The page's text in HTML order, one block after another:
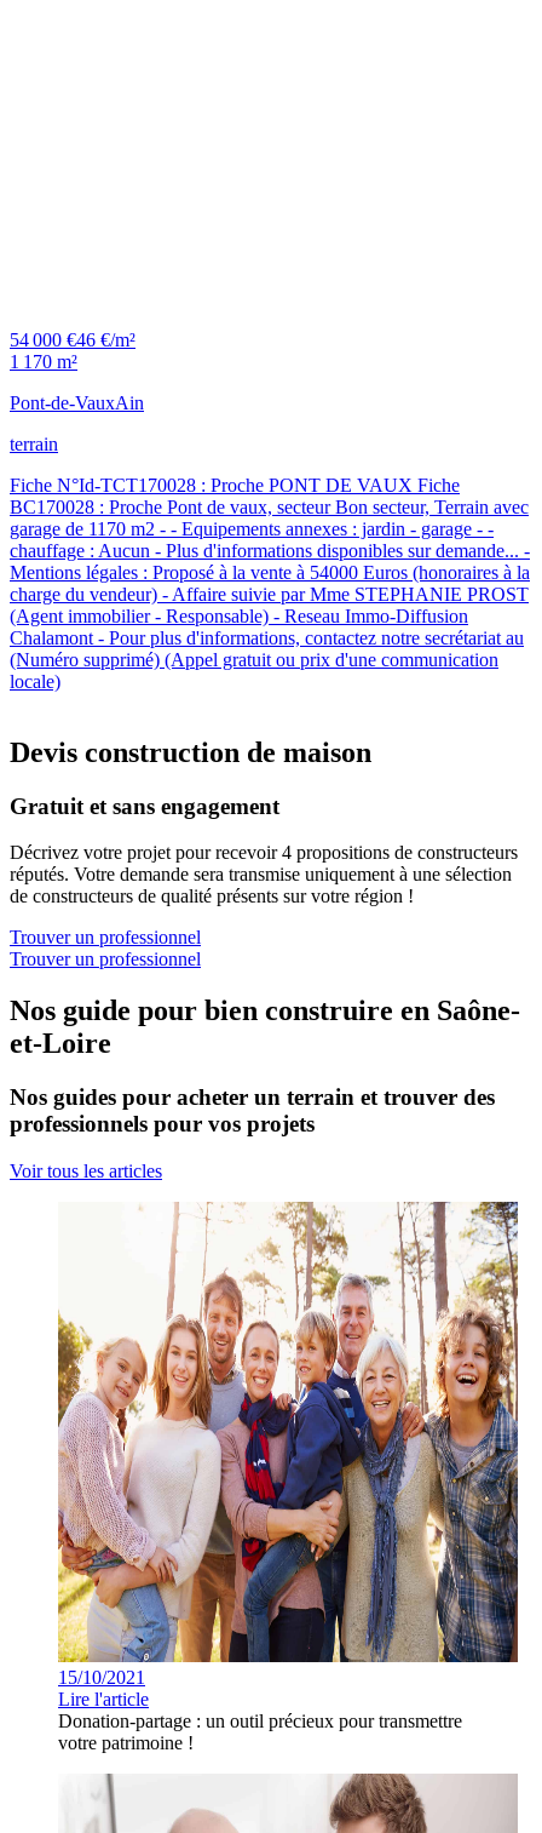
54 000 €46 €/m²
1 170 m²
Pont-de-VauxAin
terrain
Fiche N°Id-TCT170028 : Proche PONT DE VAUX Fiche
BC170028 : Proche Pont de vaux, secteur Bon secteur, Terrain avec
garage de 1170 m2 - - Equipements annexes : jardin - garage - -
chauffage : Aucun - Plus d'informations disponibles sur demande... -
Mentions légales : Proposé à la vente à 54000 Euros (honoraires à la
charge du vendeur) - Affaire suivie par Mme STEPHANIE PROST
(Agent immobilier - Responsable) - Reseau Immo-Diffusion
Chalamont - Pour plus d'informations, contactez notre secrétariat au
(Numéro supprimé) (Appel gratuit ou prix d'une communication
locale)
Devis construction de maison
Gratuit et sans engagement
Décrivez votre projet pour recevoir 4 propositions de constructeurs
réputés. Votre demande sera transmise uniquement à une sélection
de constructeurs de qualité présents sur votre région !
Trouver un professionnel
Trouver un professionnel
Nos guide pour bien construire en Saône-
et-Loire
Nos guides pour acheter un terrain et trouver des
professionnels pour vos projets
Voir tous les articles
15/10/2021
Lire l'article
Donation-partage : un outil précieux pour transmettre
votre patrimoine !